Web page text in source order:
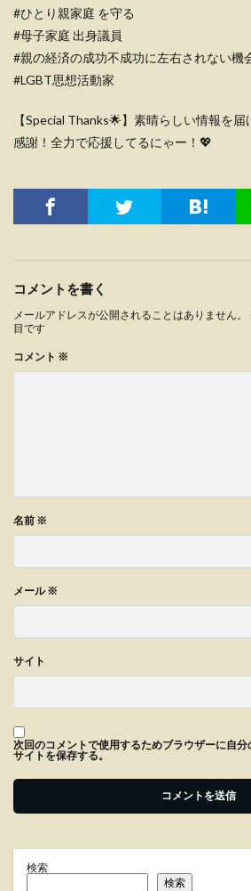
#ひとり親家庭 を守る
#母子家庭 出身議員
#親の経済の成功不成功に左右されない機
#LGBT思想活動家
【Special Thanks🌟】素晴らしい情報を
感謝！全力で応援してるにゃー！💖
コメントを書く
メールアドレスが公開されることはありません。
目です
コメント ※
名前 ※
メール※
サイト
次回のコメントで使用するためブラウザーに自分
サイトを保存する。
検索
検索